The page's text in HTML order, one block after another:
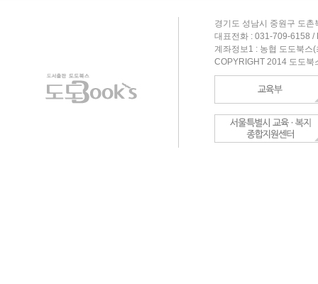
경기도 성남시 중원구 도촌
대표전화 : 031-709-6158 /
계좌정보1 : 농협 도도북
COPYRIGHT 2014 도도북